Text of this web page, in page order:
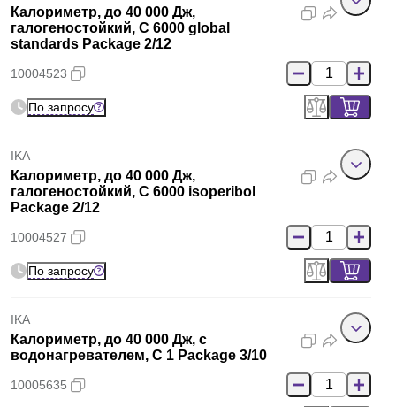
Калориметр, до 40 000 Дж,
галогеностойкий, C 6000 global
standards Package 2/12
10004523
По запросу
IKA
Калориметр, до 40 000 Дж,
галогеностойкий, C 6000 isoperibol
Package 2/12
10004527
По запросу
IKA
Калориметр, до 40 000 Дж, с
водонагревателем, C 1 Package 3/10
10005635